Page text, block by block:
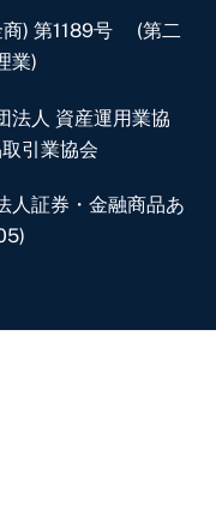
商) 第1189号 (第二
業)
法人 資産運用業協
引業協会
人証券・金融商品あ